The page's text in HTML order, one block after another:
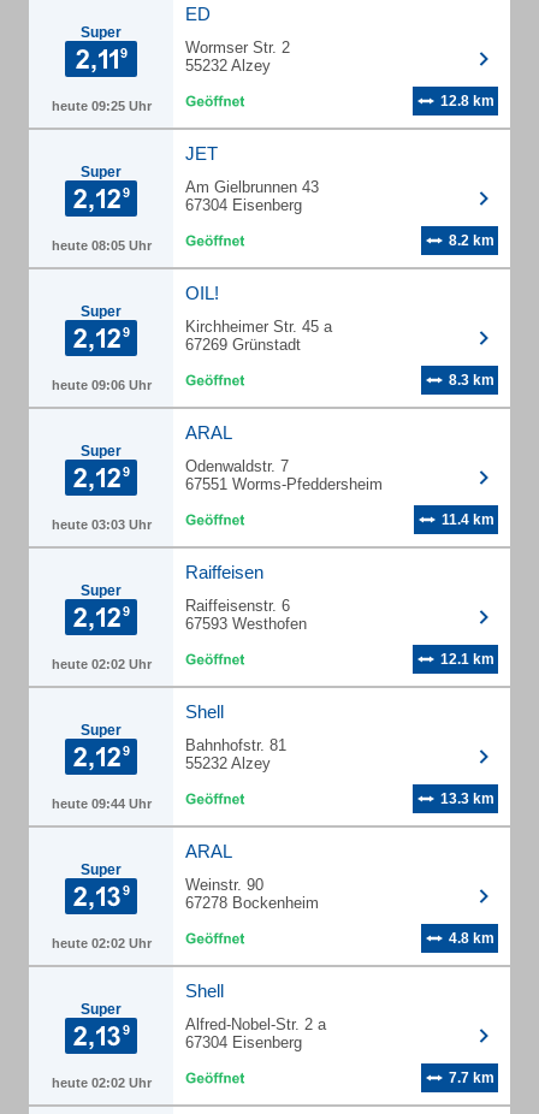
Super
heute 09:25 Uhr
ED
Wormser Str. 2
55232 Alzey
12.8 km
Super
heute 08:05 Uhr
JET
Am Gielbrunnen 43
67304 Eisenberg
8.2 km
Super
heute 09:06 Uhr
OIL!
Kirchheimer Str. 45 a
67269 Grünstadt
8.3 km
Super
heute 03:03 Uhr
ARAL
Odenwaldstr. 7
67551 Worms-Pfeddersheim
11.4 km
Super
heute 02:02 Uhr
Raiffeisen
Raiffeisenstr. 6
67593 Westhofen
12.1 km
Super
heute 09:44 Uhr
Shell
Bahnhofstr. 81
55232 Alzey
13.3 km
Super
heute 02:02 Uhr
ARAL
Weinstr. 90
67278 Bockenheim
4.8 km
Super
heute 02:02 Uhr
Shell
Alfred-Nobel-Str. 2 a
67304 Eisenberg
7.7 km